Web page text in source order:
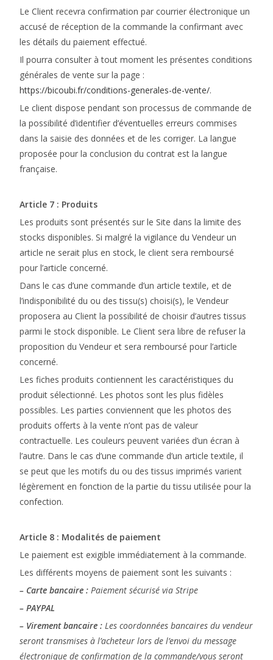
Le Client recevra confirmation par courrier électronique un
accusé de réception de la commande la confirmant avec
les détails du paiement effectué.
Il pourra consulter à tout moment les présentes conditions
générales de vente sur la page :
https://bicoubi.fr/conditions-generales-de-vente/.
Le client dispose pendant son processus de commande de
la possibilité d’identifier d’éventuelles erreurs commises
dans la saisie des données et de les corriger. La langue
proposée pour la conclusion du contrat est la langue
française.
Article 7 : Produits
Les produits sont présentés sur le Site dans la limite des
stocks disponibles. Si malgré la vigilance du Vendeur un
article ne serait plus en stock, le client sera remboursé
pour l’article concerné.
Dans le cas d’une commande d’un article textile, et de
l’indisponibilité du ou des tissu(s) choisi(s), le Vendeur
proposera au Client la possibilité de choisir d’autres tissus
parmi le stock disponible. Le Client sera libre de refuser la
proposition du Vendeur et sera remboursé pour l’article
concerné.
Les fiches produits contiennent les caractéristiques du
produit sélectionné. Les photos sont les plus fidèles
possibles. Les parties conviennent que les photos des
produits offerts à la vente n’ont pas de valeur
contractuelle. Les couleurs peuvent variées d’un écran à
l’autre. Dans le cas d’une commande d’un article textile, il
se peut que les motifs du ou des tissus imprimés varient
légèrement en fonction de la partie du tissu utilisée pour la
confection.
Article 8 : Modalités de paiement
Le paiement est exigible immédiatement à la commande.
Les différents moyens de paiement sont les suivants :
– Carte bancaire :Paiement sécurisé via Stripe
– PAYPAL
– Virement bancaire :Les coordonnées bancaires du vendeur
seront transmises à l’acheteur lors de l’envoi du message
électronique de confirmation de la commande/vous seront